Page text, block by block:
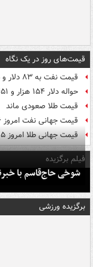
قیمت‌های روز در یک نگاه
قیمت نفت به ۸۳ دلار و ۵۵ سنت در هر بشکه رسید
حواله دلار ۱۵۴ هزار و ۴۵۱ تومان شد
قیمت طلا صعودی ماند
قیمت جهانی نفت امروز ۱۶ مرداد
قیمت جهانی طلا امروز ۱۵ مرداد
فیلم برگزیده
شوخی حاج‌قاسم با
برگزیده ورزشی